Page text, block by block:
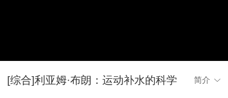
[综合]利亚姆·布朗：运动补水的科学 简介